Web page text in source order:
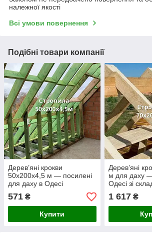
належної якості
Всі умови повернення
Подібні товари компанії
Дерев’яні крокви
50х200х4,5 м — посилені
для даху в Одесі
571 ₴
Купити
Дерев’яні
м для даху
Одесі зі
1 617₴